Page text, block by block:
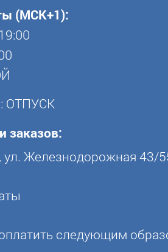
(МСК+1):
ОТПУСК
заказов:
ул. Железнодорожная 43/
следующим